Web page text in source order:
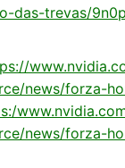
das-trevas/
news/forza-
news/forza-